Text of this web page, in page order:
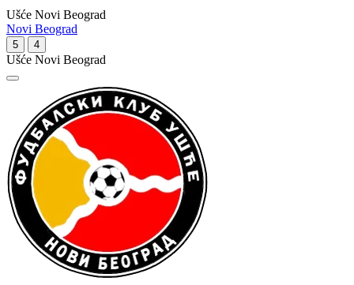
Ušće Novi Beograd
Novi Beograd
5 4
Ušće Novi Beograd